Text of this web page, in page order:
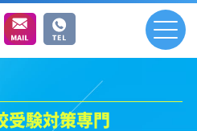
受験対策専門